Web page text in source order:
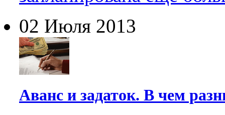
02 Июля 2013
Аванс и задаток. В чем